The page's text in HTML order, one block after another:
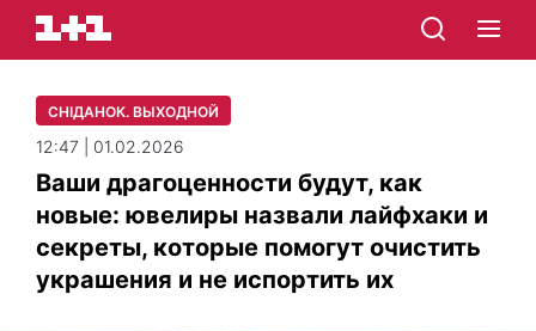
СНІДАНОК. ВЫХОДНОЙ
12:47 | 01.02.2026
Ваши драгоценности будут, как
новые: ювелиры назвали лайфхаки и
секреты, которые помогут очистить
украшения и не испортить их